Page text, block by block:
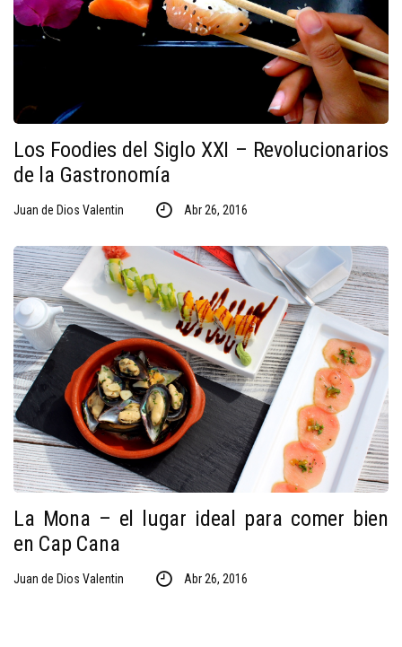
Los Foodies del Siglo XXI – Revolucionarios
de la Gastronomía
Juan de Dios Valentin Abr 26, 2016
La Mona – el lugar ideal para comer bien
en Cap Cana
Juan de Dios Valentin Abr 26, 2016